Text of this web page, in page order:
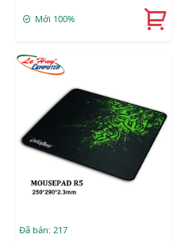
Mới 100%
Đã bán: 217